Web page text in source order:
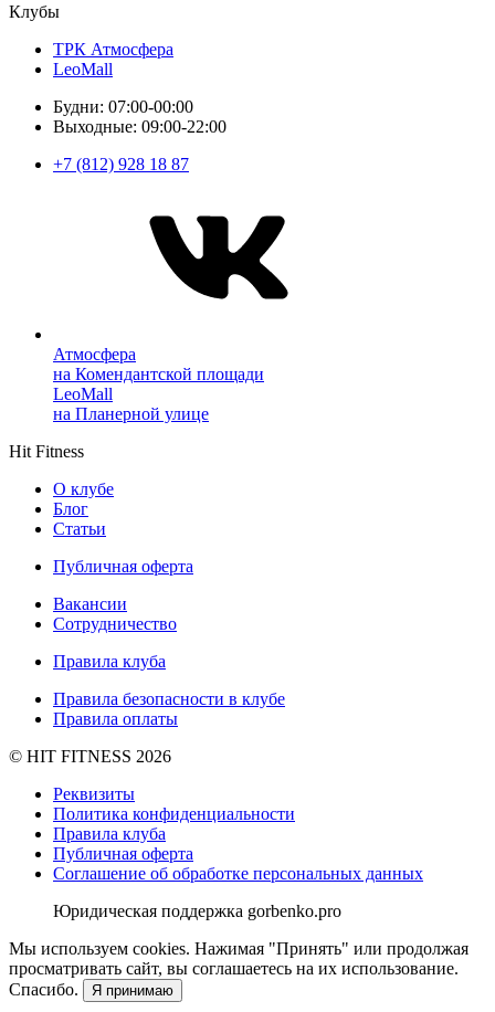
Клубы
ТРК Атмосфера
LeoMall
Будни: 07:00-00:00
Выходные: 09:00-22:00
+7 (812) 928 18 87
Атмосфера
на Комендантской площади
LeoMall
на Планерной улице
Hit Fitness
О клубе
Блог
Статьи
Публичная оферта
Вакансии
Сотрудничество
Правила клуба
Правила безопасности в клубе
Правила оплаты
© HIT FITNESS 2026
Реквизиты
Политика конфиденциальности
Правила клуба
Публичная оферта
Соглашение об обработке персональных данных
Юридическая поддержка gorbenko.pro
Мы используем cookies. Нажимая "Принять" или продолжая
просматривать сайт, вы соглашаетесь на их использование.
Спасибо.
Я принимаю